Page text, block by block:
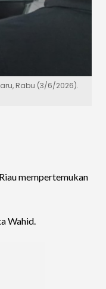
Rabu (3/6/2026).
mempertemukan
Wahid.